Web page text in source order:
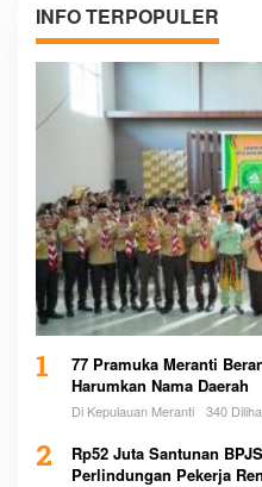
INFO TERPOPULER
1
77 Pramuka Meranti
Harumkan Nama Daerah
Di Kepulauan Meranti 340
2
Rp52 Juta Santunan
Perlindungan Pekerja